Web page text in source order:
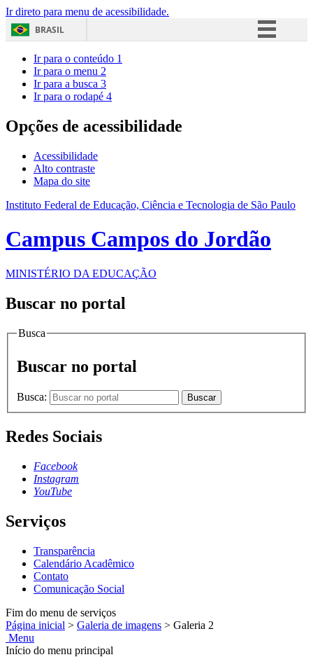
Ir direto para menu de acessibilidade.
BRASIL
Acesso à informação
Ir para o conteúdo 1
Ir para o menu 2
Ir para a busca 3
Ir para o rodapé 4
Opções de acessibilidade
Acessibilidade
Alto contraste
Mapa do site
Instituto Federal de Educação, Ciência e Tecnologia de São Paulo
Campus Campos do Jordão
MINISTÉRIO DA EDUCAÇÃO
Buscar no portal
Busca
Buscar no portal
Busca: Buscar
Redes Sociais
Facebook
Instagram
YouTube
Serviços
Transparência
Calendário Acadêmico
Contato
Comunicação Social
Fim do menu de serviços
Página inicial > Galeria de imagens > Galeria 2
Menu
Início do menu principal